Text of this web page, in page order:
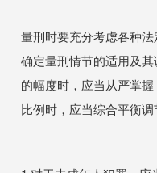
量刑时要充分考虑各种
确定量刑情节的适用及
的幅度时，应当从严掌
比例时，应当综合平衡